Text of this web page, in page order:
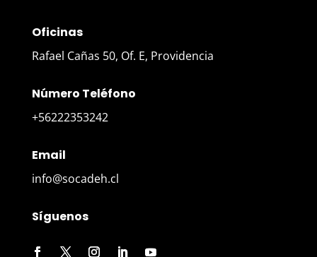
Oficinas
Rafael Cañas 50, Of. E, Providencia
Número Teléfono
+56222353242
Email
info@socadeh.cl
Síguenos